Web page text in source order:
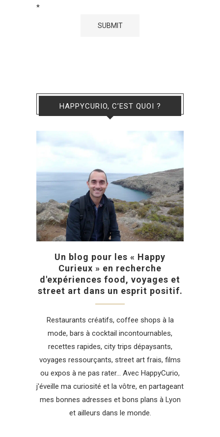
*
HAPPYCURIO, C’EST QUOI ?
Un blog pour les « Happy
Curieux » en recherche
d'expériences food, voyages et
street art dans un esprit positif.
Restaurants créatifs, coffee shops à la
mode, bars à cocktail incontournables,
recettes rapides, city trips dépaysants,
voyages ressourçants, street art frais, films
ou expos à ne pas rater... Avec HappyCurio,
j'éveille ma curiosité et la vôtre, en partageant
mes bonnes adresses et bons plans à Lyon
et ailleurs dans le monde.